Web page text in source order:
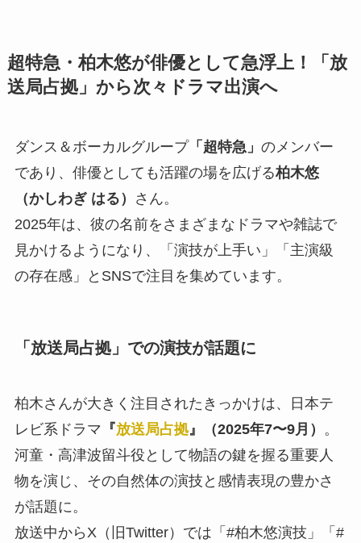
超特急・柏木悠が俳優として急浮上！「放
送局占拠」から次々ドラマ出演へ
ダンス＆ボーカルグループ「超特急」 のメンバー
であり、俳優としても活躍の場を広げる柏木悠
（かしわぎ はる）
さん。
2025年は、彼の名前をさまざまなドラマや雑誌で
見かけるようになり、「演技が上手い」「主演級
の存在感」とSNSで注目を集めています。
「放送局占拠」での演技が話題に
柏木さんが大きく注目されたきっかけは、日本テ
レビ系ドラマ 『放送局占拠』（2025年7〜9月） 。
河童・高津波留斗役として物語の鍵を握る重要人
物を演じ、その自然体の演技と感情表現の豊かさ
が話題に。
放送中からX（旧Twitter）では「#柏木悠演技」「#